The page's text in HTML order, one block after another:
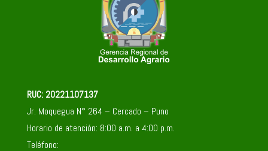
RUC: 20221107137
Jr. Moquegua N° 264 – Cercado – Puno
Horario de atención: 8:00 a.m. a 4:00 p.m.
Teléfono: